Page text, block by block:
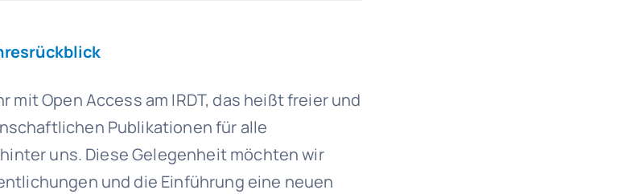
mit Open Access am IRDT, das heißt freier und
Publikationen für alle
uns. Diese Gelegenheit möchten wir
und die Einführung eine neuen